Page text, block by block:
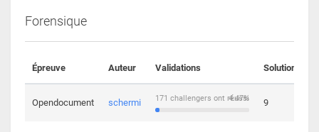
Forensique
Épreuve Auteur Validations Solutions
Opendocument schermi 4.47%
171 challengers ont réussi 9